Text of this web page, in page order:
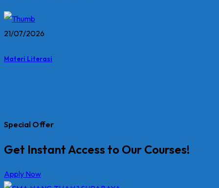
21/07/2026
Materi Literasi
Special Offer
Get Instant Access to Our Courses!
Apply Now